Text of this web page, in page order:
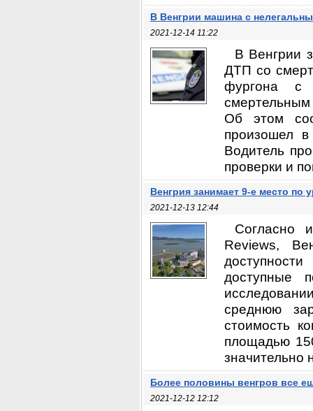
В Венгрии машина с
2021-12-14 11:22
В Венгрии
ДТП со
фургона с
смертельным
Об этом
произошел
Водитель
проверки и
Венгрия занимает 9-е место
2021-12-13 12:44
Согласно
Reviews,
доступные
среднюю
стоимость
площадью
значительно
Более половины венгров все
2021-12-12 12:12